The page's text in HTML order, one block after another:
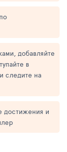
добавляйте
в
следите на
достижения и